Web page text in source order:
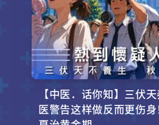
【中医．话你知】三伏
医警告这样做反而更伤